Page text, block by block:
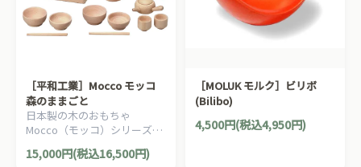
［平和工業］Mocco モッコ
森のままごと
日本製の木のおもちゃ
Mocco（モッコ）シリーズ。
ナチュラルなおままごと料理
道具＆食器セットです。木箱
15,000円(税込16,500円)
［MOLUK モルク］ビリボ
(Bilibo)
4,500円(税込4,950円)